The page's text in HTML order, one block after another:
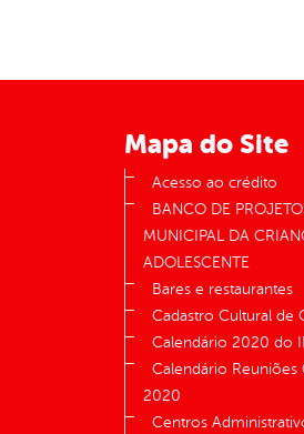
Mapa do Site
Acesso ao crédito
BANCO DE
MUNICIPAL DA
ADOLESCENTE
Bares e restaurantes
Cadastro Cultural de
Calendário 2020 do
Calendário Reuniões
2020
Centros